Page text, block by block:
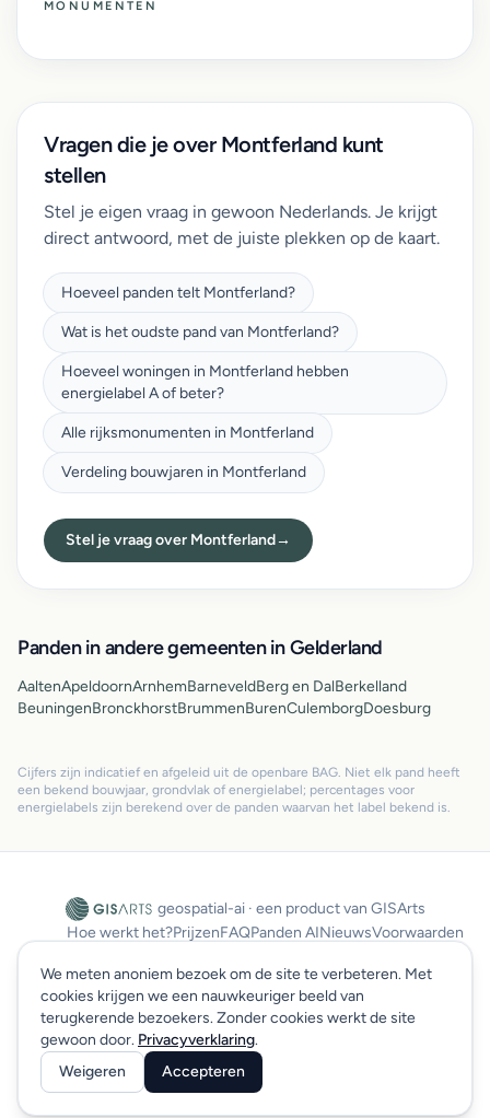
MONUMENTEN
Vragen die je over Montferland kunt
stellen
Stel je eigen vraag in gewoon Nederlands. Je krijgt
direct antwoord, met de juiste plekken op de kaart.
Hoeveel panden telt Montferland?
Wat is het oudste pand van Montferland?
Hoeveel woningen in Montferland hebben
energielabel A of beter?
Alle rijksmonumenten in Montferland
Verdeling bouwjaren in Montferland
Stel je vraag over Montferland→
Panden in andere gemeenten in Gelderland
AaltenApeldoornArnhemBarneveldBerg en DalBerkelland
BeuningenBronckhorstBrummenBurenCulemborgDoesburg
Cijfers zijn indicatief en afgeleid uit de openbare BAG. Niet elk pand heeft
een bekend bouwjaar, grondvlak of energielabel; percentages voor
energielabels zijn berekend over de panden waarvan het label bekend is.
geospatial-ai · een product van GISArts
Hoe werkt het?PrijzenFAQPanden AINieuwsVoorwaarden
© 2026 GISArts. Alle rechten voorbehouden.
We meten anoniem bezoek om de site te verbeteren. Met
cookies krijgen we een nauwkeuriger beeld van
terugkerende bezoekers. Zonder cookies werkt de site
gewoon door. Privacyverklaring.
Weigeren
Accepteren